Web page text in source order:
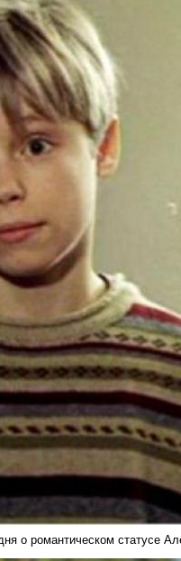
о романтическом статусе